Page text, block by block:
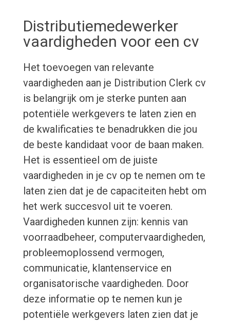
Distributiemedewerker
vaardigheden voor een cv
Het toevoegen van relevante
vaardigheden aan je Distribution Clerk cv
is belangrijk om je sterke punten aan
potentiële werkgevers te laten zien en
de kwalificaties te benadrukken die jou
de beste kandidaat voor de baan maken.
Het is essentieel om de juiste
vaardigheden in je cv op te nemen om te
laten zien dat je de capaciteiten hebt om
het werk succesvol uit te voeren.
Vaardigheden kunnen zijn: kennis van
voorraadbeheer, computervaardigheden,
probleemoplossend vermogen,
communicatie, klantenservice en
organisatorische vaardigheden. Door
deze informatie op te nemen kun je
potentiële werkgevers laten zien dat je